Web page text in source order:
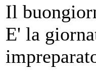
Il
E' la